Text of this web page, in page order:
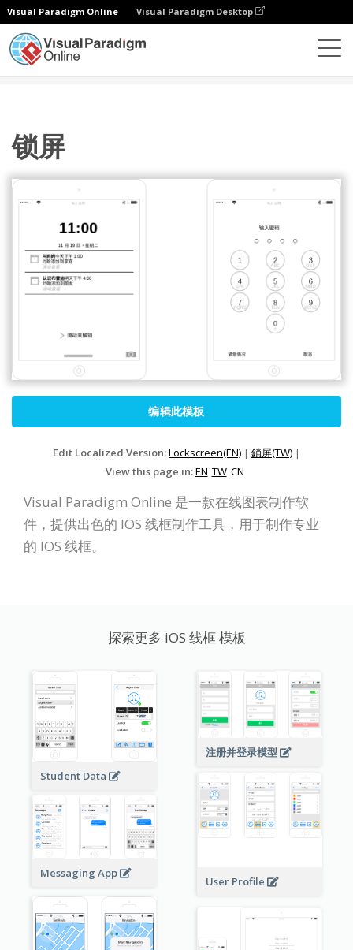
Visual Paradigm Online Visual Paradigm Desktop
锁屏
编辑此模板
Edit Localized Version:Lockscreen(EN) | 鎖屏(TW) |
View this page in:EN TW CN
Visual Paradigm Online 是一款在线图表制作软
件，提供出色的 IOS 线框制作工具，用于制作专业
的 IOS 线框。
探索更多 iOS 线框 模板
Student Data
注册并登录模型
User Profile
Messaging App